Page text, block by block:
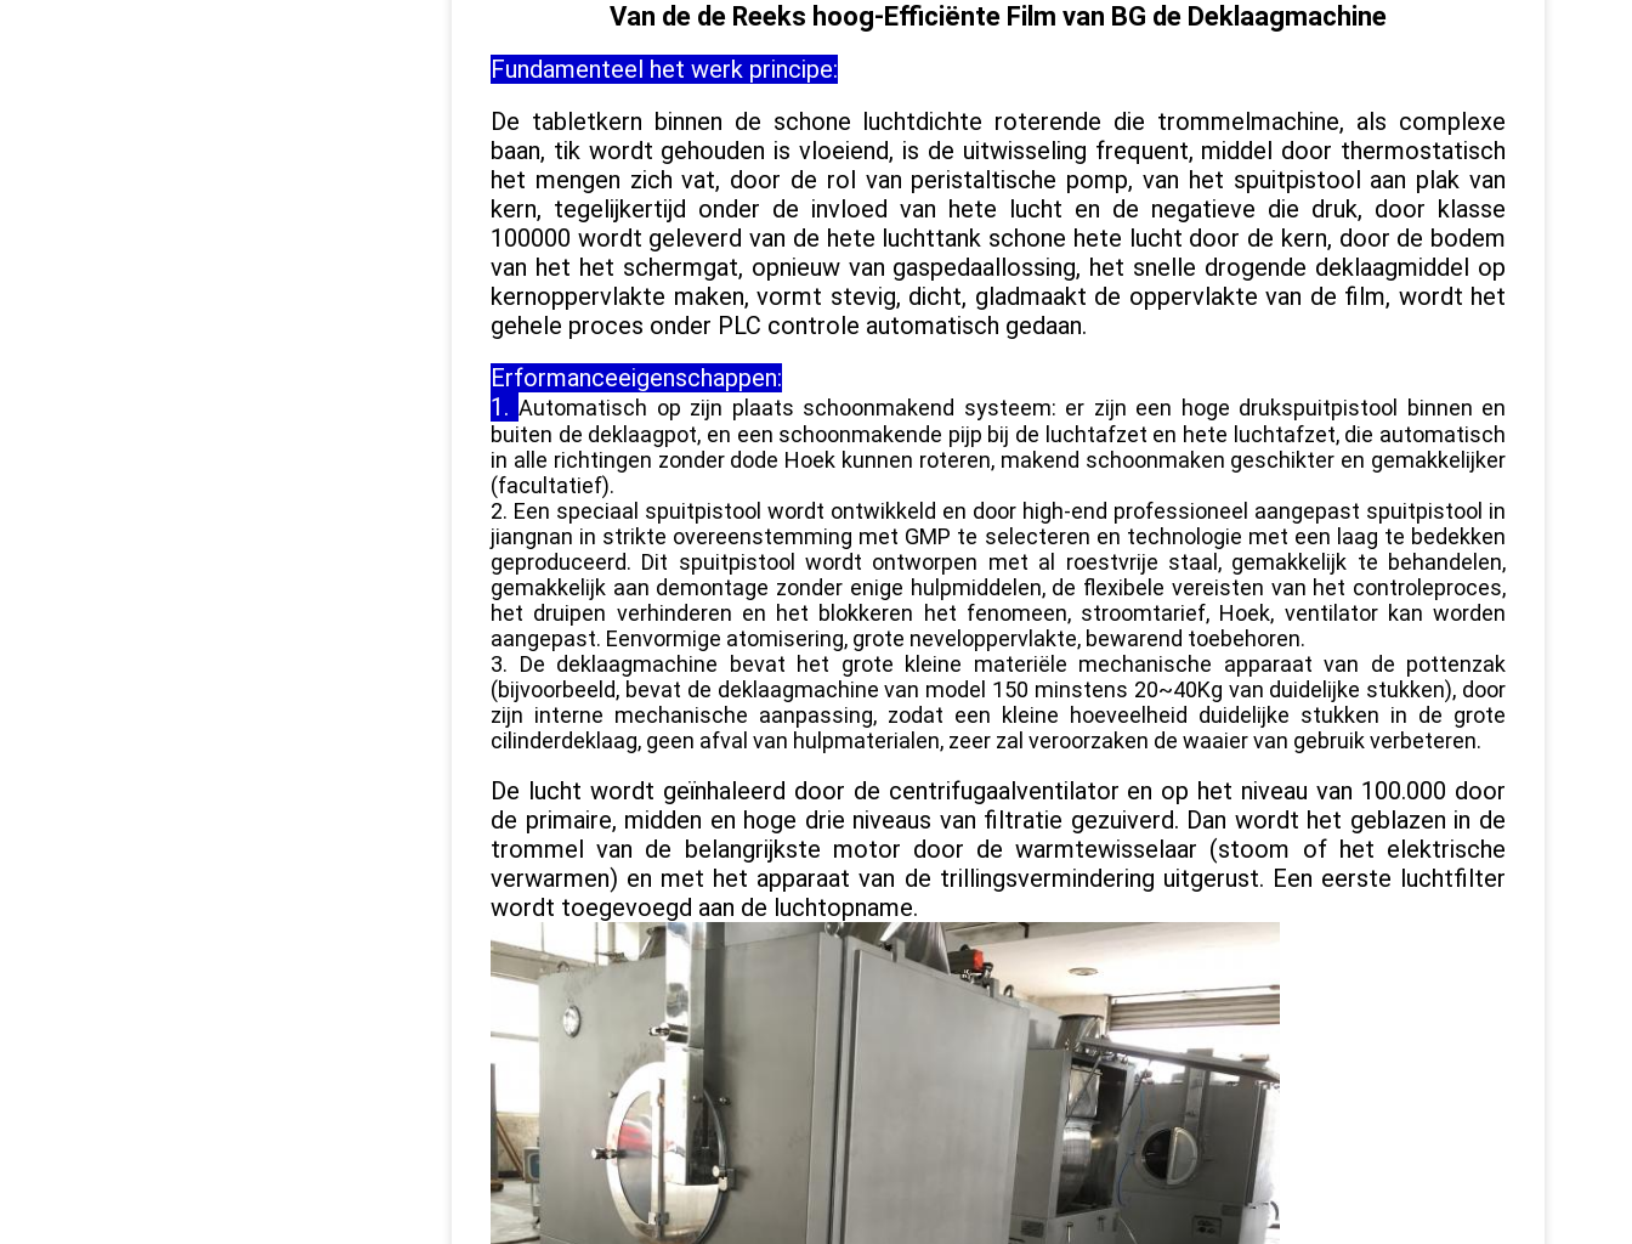
Van de de Reeks hoog-Efficiënte Film van BG de Deklaagmachine
Fundamenteel het werk principe:
De tabletkern binnen de schone luchtdichte roterende die trommelmachine, als complexe
baan, tik wordt gehouden is vloeiend, is de uitwisseling frequent, middel door thermostatisch
het mengen zich vat, door de rol van peristaltische pomp, van het spuitpistool aan plak van
kern, tegelijkertijd onder de invloed van hete lucht en de negatieve die druk, door klasse
100000 wordt geleverd van de hete luchttank schone hete lucht door de kern, door de bodem
van het het schermgat, opnieuw van gaspedaallossing, het snelle drogende deklaagmiddel op
kernoppervlakte maken, vormt stevig, dicht, gladmaakt de oppervlakte van de film, wordt het
gehele proces onder PLC controle automatisch gedaan.
Erformanceeigenschappen:
1.Automatisch op zijn plaats schoonmakend systeem: er zijn een hoge drukspuitpistool binnen en
buiten de deklaagpot, en een schoonmakende pijp bij de luchtafzet en hete luchtafzet, die automatisch
in alle richtingen zonder dode Hoek kunnen roteren, makend schoonmaken geschikter en gemakkelijker
(facultatief).
2. Een speciaal spuitpistool wordt ontwikkeld en door high-end professioneel aangepast spuitpistool in
jiangnan in strikte overeenstemming met GMP te selecteren en technologie met een laag te bedekken
geproduceerd. Dit spuitpistool wordt ontworpen met al roestvrije staal, gemakkelijk te behandelen,
gemakkelijk aan demontage zonder enige hulpmiddelen, de flexibele vereisten van het controleproces,
het druipen verhinderen en het blokkeren het fenomeen, stroomtarief, Hoek, ventilator kan worden
aangepast. Eenvormige atomisering, grote neveloppervlakte, bewarend toebehoren.
3. De deklaagmachine bevat het grote kleine materiële mechanische apparaat van de pottenzak
(bijvoorbeeld, bevat de deklaagmachine van model 150 minstens 20~40Kg van duidelijke stukken), door
zijn interne mechanische aanpassing, zodat een kleine hoeveelheid duidelijke stukken in de grote
cilinderdeklaag, geen afval van hulpmaterialen, zeer zal veroorzaken de waaier van gebruik verbeteren.
De lucht wordt geïnhaleerd door de centrifugaalventilator en op het niveau van 100.000 door
de primaire, midden en hoge drie niveaus van filtratie gezuiverd. Dan wordt het geblazen in de
trommel van de belangrijkste motor door de warmtewisselaar (stoom of het elektrische
verwarmen) en met het apparaat van de trillingsvermindering uitgerust. Een eerste luchtfilter
wordt toegevoegd aan de luchtopname.